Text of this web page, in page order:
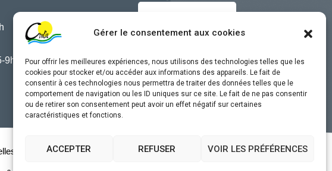
Gérer le consentement aux cookies
Pour offrir les meilleures expériences, nous utilisons des technologies telles que les
cookies pour stocker et/ou accéder aux informations des appareils. Le fait de
consentir à ces technologies nous permettra de traiter des données telles que le
comportement de navigation ou les ID uniques sur ce site. Le fait de ne pas consentir
ou de retirer son consentement peut avoir un effet négatif sur certaines
caractéristiques et fonctions.
ACCEPTER REFUSER VOIR LES PRÉFÉRENCES
9h45
Accessibilité Plan du site